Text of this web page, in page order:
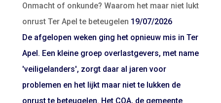
Onmacht of onkunde? Waarom het maar niet lukt
onrust Ter Apel te beteugelen 19/07/2026
De afgelopen weken ging het opnieuw mis in Ter
Apel. Een kleine groep overlastgevers, met name
'veiligelanders', zorgt daar al jaren voor
problemen en het lijkt maar niet te lukken de
onrust te beteugelen. Het COA, de gemeente